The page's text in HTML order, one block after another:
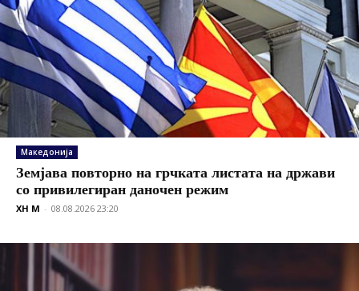
Македонија
Земјава повторно на грчката листата на држави
со привилегиран даночен режим
XH M - 08.08.2026 23:20